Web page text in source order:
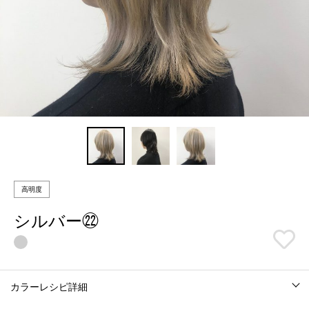
高明度
シルバー㉒
カラーレシピ詳細